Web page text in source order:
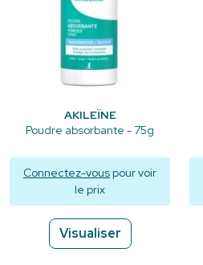
AKILEÏNE
Poudre absorbante - 75g
Connectez-vous pour voir
le prix
Visualiser